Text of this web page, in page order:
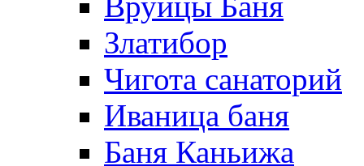
Златибор
Чигота санаторий
Иваница баня
Баня Каньижа